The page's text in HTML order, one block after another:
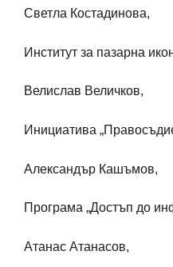
Светла Костадинова,
Институт за пазарна
Велислав Величков,
Инициатива
Александър Кашъмов,
Програма „Достъп до
Атанас Атанасов,